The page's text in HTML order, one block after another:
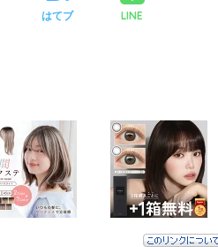
はてブ LINE